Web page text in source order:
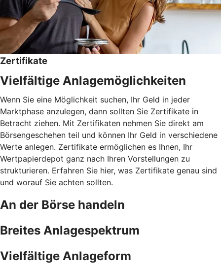
Zertifikate
Vielfältige Anlagemöglichkeiten
Wenn Sie eine Möglichkeit suchen, Ihr Geld in jeder
Marktphase anzulegen, dann sollten Sie Zertifikate in
Betracht ziehen. Mit Zertifikaten nehmen Sie direkt am
Börsengeschehen teil und können Ihr Geld in verschiedene
Werte anlegen. Zertifikate ermöglichen es Ihnen, Ihr
Wertpapierdepot ganz nach Ihren Vorstellungen zu
strukturieren. Erfahren Sie hier, was Zertifikate genau sind
und worauf Sie achten sollten.
An der Börse handeln
Breites Anlagespektrum
Vielfältige Anlageform